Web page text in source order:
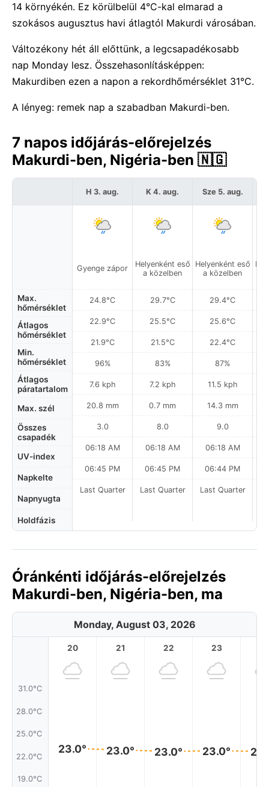
14 környékén. Ez körülbelül 4°C-kal elmarad a
szokásos augusztus havi átlagtól Makurdi városában.
Változékony hét áll előttünk, a legcsapadékosabb
nap Monday lesz. Összehasonlításképpen:
Makurdiben ezen a napon a rekordhőmérséklet 31°C.
A lényeg: remek nap a szabadban Makurdi-ben.
7 napos időjárás-előrejelzés
Makurdi-ben, Nigéria-ben 🇳🇬
Max.
hőmérséklet
Átlagos
hőmérséklet
Min.
hőmérséklet
Átlagos
páratartalom
Max. szél
Összes
csapadék
UV-index
Napkelte
Napnyugta
Holdfázis
H 3. aug.
Gyenge zápor
24.8°C
22.9°C
21.9°C
96%
7.6 kph
20.8 mm
3.0
06:18 AM
06:45 PM
Last Quarter
K 4. aug.
Helyenként eső
a közelben
29.7°C
25.5°C
21.5°C
83%
7.2 kph
0.7 mm
8.0
06:18 AM
06:45 PM
Last Quarter
Sze 5. aug.
Helyenként eső
a közelben
29.4°C
25.6°C
22.4°C
87%
11.5 kph
14.3 mm
9.0
06:18 AM
06:44 PM
Last Quarter
Óránkénti időjárás-előrejelzés
Makurdi-ben, Nigéria-ben, ma
Monday, August 03, 2026
31.0°C
28.0°C
25.0°C
22.0°C
19.0°C
20
23.0°
21
23.0°
22
23.0°
23
23.0°